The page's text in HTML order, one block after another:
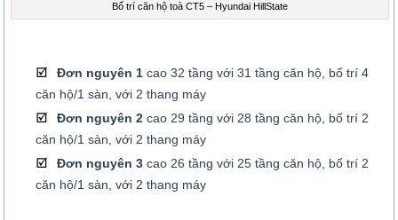
Bố trí căn hộ toà CT5 – Hyundai HillState
Đơn nguyên 1 cao 32 tầng với 31 tầng căn hộ, bố trí 4
căn hộ/1 sàn, với 2 thang máy
Đơn nguyên 2 cao 29 tầng với 28 tầng căn hộ, bố trí 2
căn hộ/1 sàn, với 2 thang máy
Đơn nguyên 3 cao 26 tầng với 25 tầng căn hộ, bố trí 2
căn hộ/1 sàn, với 2 thang máy